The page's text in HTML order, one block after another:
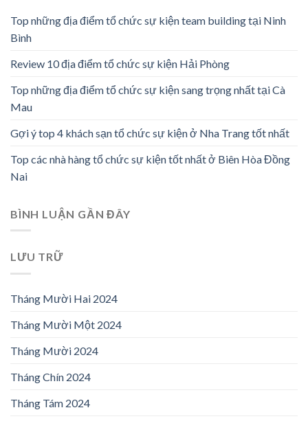
Top những địa điểm tổ chức sự kiện team building tại Ninh
Bình
Review 10 địa điểm tổ chức sự kiện Hải Phòng
Top những địa điểm tổ chức sự kiện sang trọng nhất tại Cà
Mau
Gợi ý top 4 khách sạn tổ chức sự kiện ở Nha Trang tốt nhất
Top các nhà hàng tổ chức sự kiện tốt nhất ở Biên Hòa Đồng
Nai
BÌNH LUẬN GẦN ĐÂY
LƯU TRỮ
Tháng Mười Hai 2024
Tháng Mười Một 2024
Tháng Mười 2024
Tháng Chín 2024
Tháng Tám 2024